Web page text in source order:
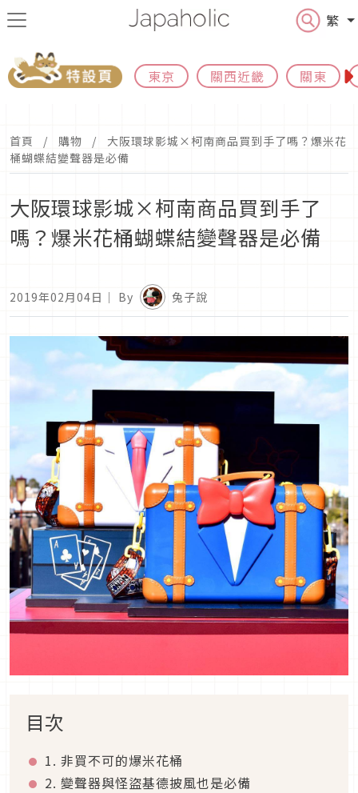
繁
東京 關西近畿 關東
首頁 購物
大阪環球影城×柯南商品買到手了嗎？爆米花
桶蝴蝶結變聲器是必備
大阪環球影城×柯南商品買到手了
嗎？爆米花桶蝴蝶結變聲器是必備
2019年02月04日 ｜ By 兔子說
目次
1. 非買不可的爆米花桶
2. 變聲器與怪盜基德披風也是必備